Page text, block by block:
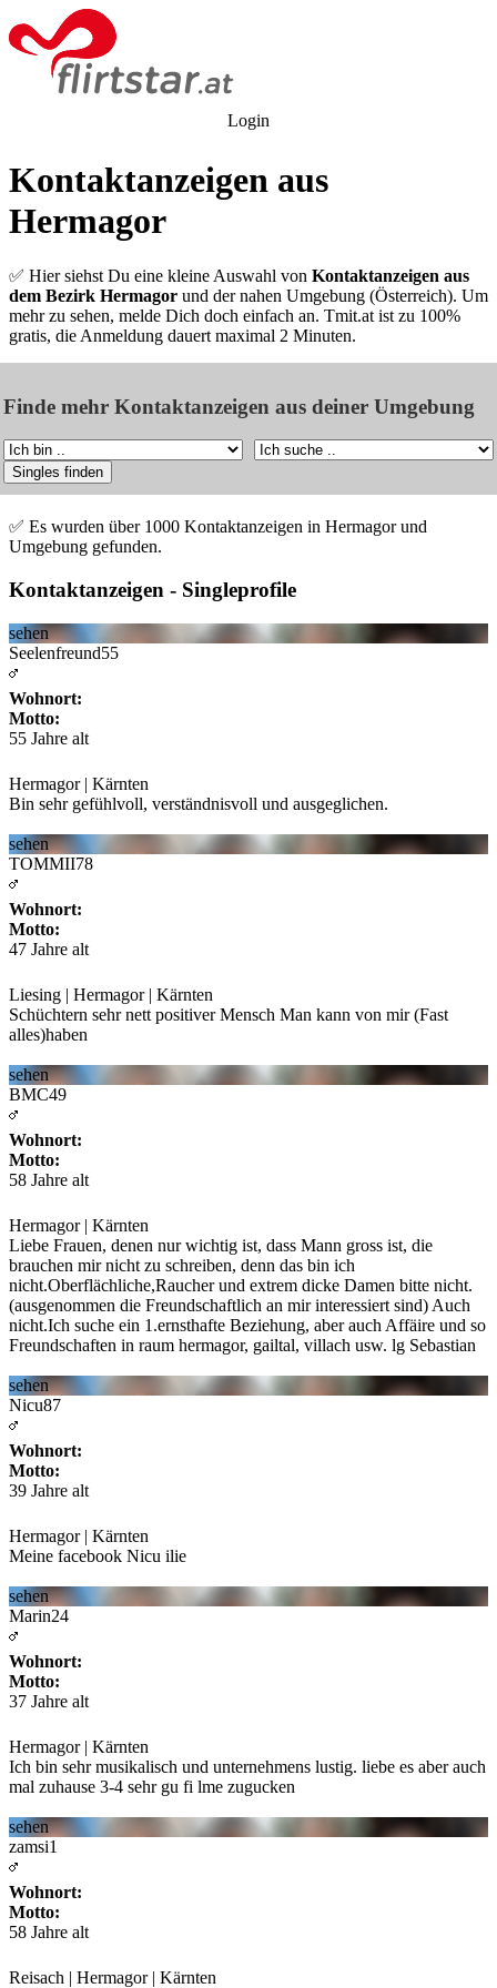
Login
Kontaktanzeigen aus
Hermagor
✅ Hier siehst Du eine kleine Auswahl von Kontaktanzeigen aus
dem Bezirk Hermagor und der nahen Umgebung (Österreich). Um
mehr zu sehen, melde Dich doch einfach an. Tmit.at ist zu 100%
gratis, die Anmeldung dauert maximal 2 Minuten.
Finde mehr Kontaktanzeigen aus deiner Umgebung
✅ Es wurden über 1000 Kontaktanzeigen in Hermagor und
Umgebung gefunden.
Kontaktanzeigen - Singleprofile
sehen
Seelenfreund55
Wohnort:
Motto:
55 Jahre alt
Hermagor | Kärnten
Bin sehr gefühlvoll, verständnisvoll und ausgeglichen.
sehen
TOMMII78
Wohnort:
Motto:
47 Jahre alt
Liesing | Hermagor | Kärnten
Schüchtern sehr nett positiver Mensch Man kann von mir (Fast
alles)haben
sehen
BMC49
Wohnort:
Motto:
58 Jahre alt
Hermagor | Kärnten
Liebe Frauen, denen nur wichtig ist, dass Mann gross ist, die
brauchen mir nicht zu schreiben, denn das bin ich
nicht.Oberflächliche,Raucher und extrem dicke Damen bitte nicht.
(ausgenommen die Freundschaftlich an mir interessiert sind) Auch
nicht.Ich suche ein 1.ernsthafte Beziehung, aber auch Affäire und so
Freundschaften in raum hermagor, gailtal, villach usw. lg Sebastian
sehen
Nicu87
Wohnort:
Motto:
39 Jahre alt
Hermagor | Kärnten
Meine facebook Nicu ilie
sehen
Marin24
Wohnort:
Motto:
37 Jahre alt
Hermagor | Kärnten
Ich bin sehr musikalisch und unternehmens lustig. liebe es aber auch
mal zuhause 3-4 sehr gu fi lme zugucken
sehen
zamsi1
Wohnort:
Motto:
58 Jahre alt
Reisach | Hermagor | Kärnten